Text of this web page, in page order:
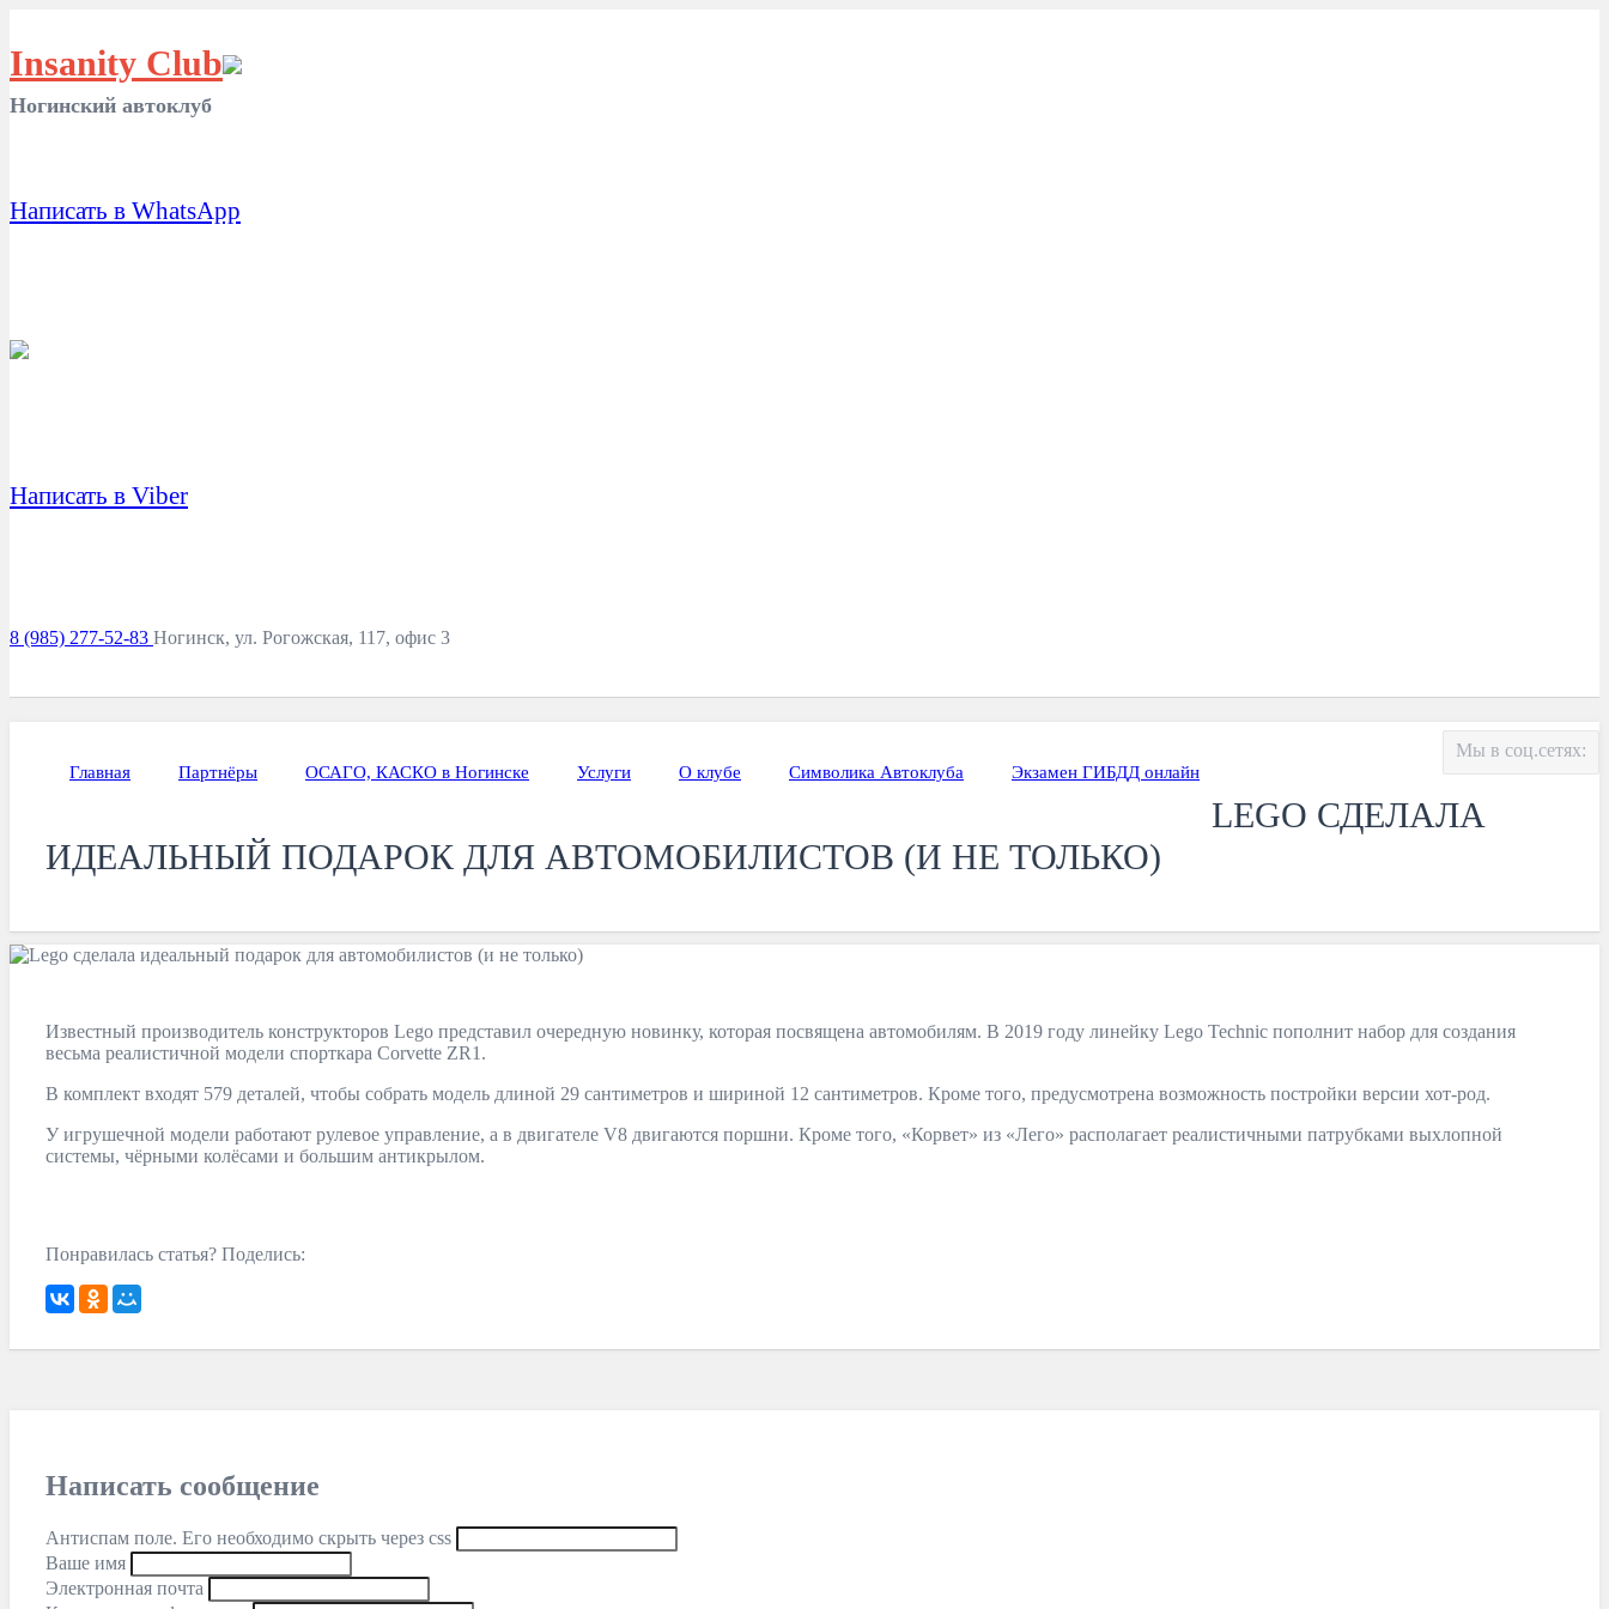
Insanity Club
Ногинский автоклуб
Написать в WhatsApp
Написать в Viber
8 (985) 277-52-83 Ногинск, ул. Рогожская, 117, офис 3
Мы в соц.сетях:
Главная Партнёры ОСАГО, КАСКО в Ногинске Услуги О клубе Символика Автоклуба Экзамен ГИБДД онлайн
LEGO СДЕЛАЛА
ИДЕАЛЬНЫЙ ПОДАРОК ДЛЯ АВТОМОБИЛИСТОВ (И НЕ ТОЛЬКО)
Известный производитель конструкторов Lego представил очередную новинку, которая посвящена автомобилям. В 2019 году линейку Lego Technic пополнит набор для создания
весьма реалистичной модели спорткара Corvette ZR1.
В комплект входят 579 деталей, чтобы собрать модель длиной 29 сантиметров и шириной 12 сантиметров. Кроме того, предусмотрена возможность постройки версии хот-род.
У игрушечной модели работают рулевое управление, а в двигателе V8 двигаются поршни. Кроме того, «Корвет» из «Лего» располагает реалистичными патрубками выхлопной
системы, чёрными колёсами и большим антикрылом.
Понравилась статья? Поделись:
Написать сообщение
Антиспам поле. Его необходимо скрыть через css
Ваше имя
Электронная почта